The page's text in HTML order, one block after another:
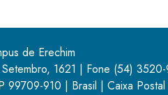
de Erechim
1621 | Fone (54)
99709-910 | Brasil | Caixa